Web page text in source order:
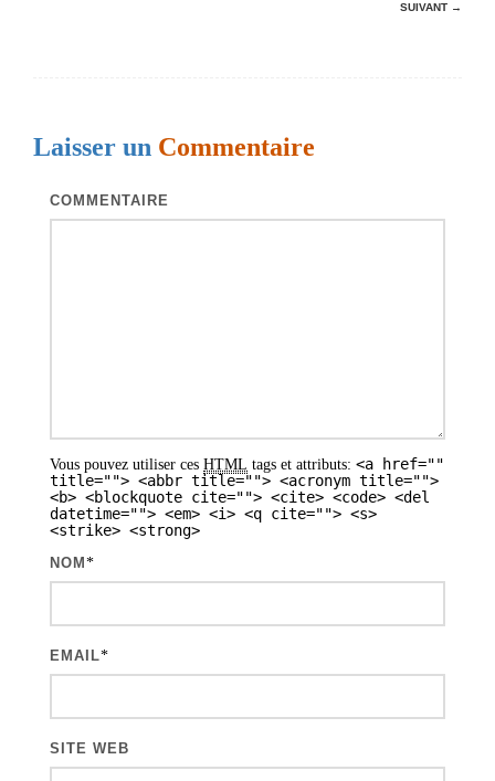
t
SUIVANT →
Laisser un Commentaire
COMMENTAIRE
Vous pouvez utiliser ces HTML tags et attributs: <a href=""
title=""> <abbr title=""> <acronym title="">
<b> <blockquote cite=""> <cite> <code> <del
datetime=""> <em> <i> <q cite=""> <s>
<strike> <strong>
NOM *
EMAIL*
SITE WEB